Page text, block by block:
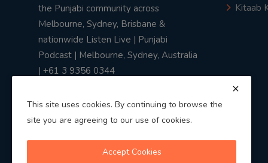
the Punjabi community across
Melbourne, Sydney, Brisbane &
nationwide Listen Live | Punjabi
Podcast | Melbourne, Sydney, Australia
| +61 3 9356 0344
Kitaab
This site uses cookies. By continuing to browse the
site you are agreeing to our use of cookies.
Accept Cookies